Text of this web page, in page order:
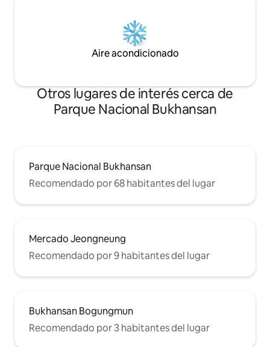
Bukchon están cerca, y Se conecta a
cualquier lugar de Seúl desde la parada
de colectivo que está frente a la puerta.
Si estuviste dudando, incluso esa duda
Seúl.
Aire acondicionado
Otros lugares de interés cerca de
Parque Nacional Bukhansan
Parque Nacional Bukhansan
Recomendado por 68 habitantes del lugar
Mercado Jeongneung
Recomendado por 9 habitantes del lugar
Bukhansan Bogungmun
Recomendado por 3 habitantes del lugar